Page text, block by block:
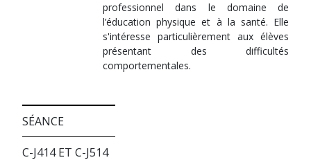
professionnel dans le domaine de
l’éducation physique et à la santé. Elle
s'intéresse particulièrement aux élèves
présentant des difficultés
comportementales.
SÉANCE
C-J414 ET C-J514